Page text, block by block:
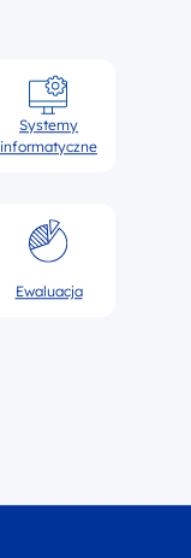
Systemy
informatyczne
Ewaluacja